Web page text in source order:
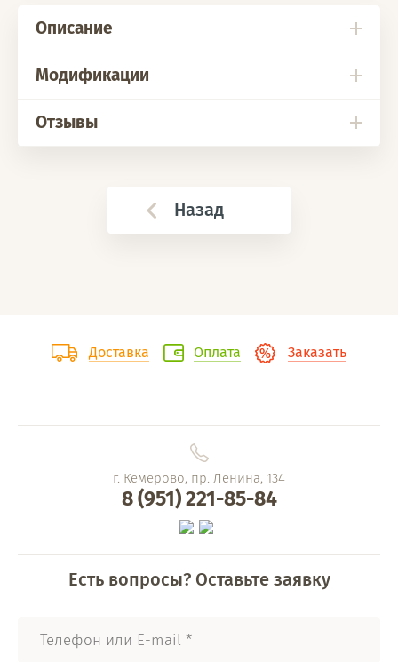
Описание
Модификации
Отзывы
Назад
Доставка Оплата Заказать
г. Кемерово, пр. Ленина, 134
8 (951) 221-85-84
Есть вопросы? Оставьте заявку